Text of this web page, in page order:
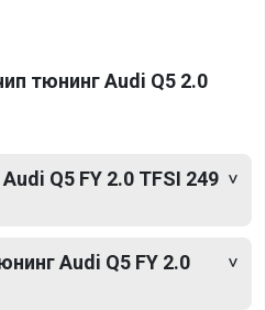
тюнинг Audi Q5 2.0
Q5 FY 2.0 TFSI 249
Audi Q5 FY 2.0